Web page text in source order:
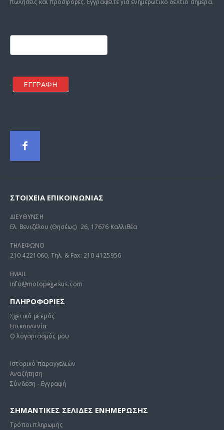
mailchimp
. ΕΓΓΡΑΦΗ
ΣΤΟΙΧΕΊΑ ΕΠΙΚΟΙΝΩΝΊΑΣ
ΔΙΕΥΘΥΝΣΗ
Ελ. Βενιζέλου (Θησέως) 26, 17676 Καλλιθέα
ΤΗΛΕΦΩΝΟ
210 4221060, Τηλ. & Fax: 210 4125956
EMAIL
info@motopegasus.com
ΠΛΗΡΟΦΟΡΙΕΣ
Σχετικά με εμάς
Επικοινωνία
Ο λογαριασμός μου
Ιστορικό παραγγελιών
Αναζήτηση
Σύνδεση - Εγγραφή
ΣΗΜΑΝΤΙΚΕΣ ΣΕΛΙΔΕΣ ΕΝΗΜΕΡΩΣΗΣ
Τρόποι πληρωμής